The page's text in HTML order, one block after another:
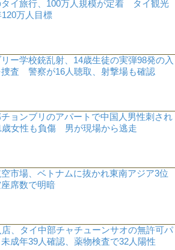
タイ旅行、100万人規模が定着 タイ観光
万人目標
リー学校銃乱射、14歳生徒の実弾98発の入
査 警察が16人聴取、射撃場も確認
ョンブリのアパートで中国人男性刺され
歳女性も負傷 男が現場から逃走
市場、ベトナムに抜かれ東南アジア3位
席数で明暗
店、タイ中部チャチューンサオの無許可パ
成年39人確認、薬物検査で32人陽性